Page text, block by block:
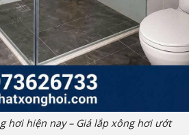
hơi hiện nay – Giá lắp xông hơi ướt